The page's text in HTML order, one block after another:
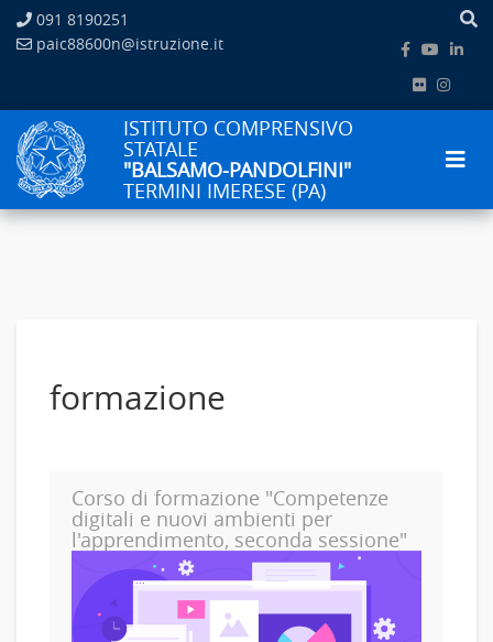
091 8190251
paic88600n@istruzione.it
ISTITUTO COMPRENSIVO
STATALE
"BALSAMO-PANDOLFINI"
TERMINI IMERESE (PA)
formazione
Corso di formazione "Competenze
digitali e nuovi ambienti per
l'apprendimento, seconda sessione"